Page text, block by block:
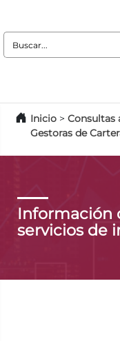
Buscar:
Inicio > Consultas
Gestoras de
Información
servicios de